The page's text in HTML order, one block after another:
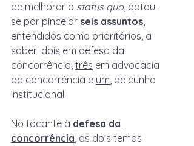
de melhorar o status quo, optou-
se por pincelar seis assuntos,
entendidos como prioritários, a
saber: dois em defesa da
concorrência, três em advocacia
da concorrência e um, de cunho
institucional.
No tocante à defesa da
concorrência, os dois temas